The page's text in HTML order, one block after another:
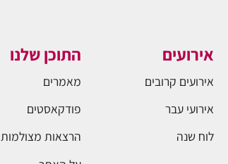
אירועים
אירועים קרובים
אירועי עבר
לוח שנה
התוכן שלנו
מאמרים
פודקאסטים
הרצאות מצולמות